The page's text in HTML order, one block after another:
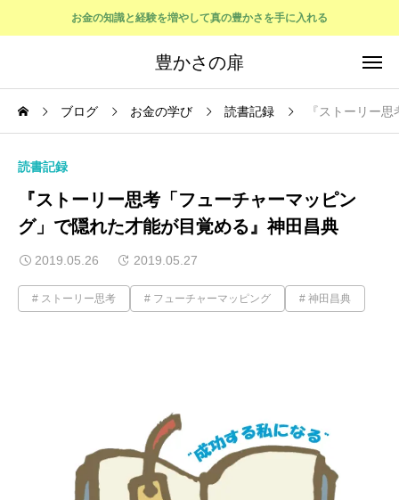
お金の知識と経験を増やして真の豊かさを手に入れる
豊かさの扉
ブログ お金の学び 読書記録 『ストーリー
読書記録
『ストーリー思考「フューチャーマッピン
グ」で隠れた才能が目覚める』神田昌典
2019.05.26 2019.05.27
ストーリー思考 フューチャーマッピング 神田昌典